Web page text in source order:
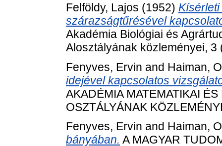
Felföldy, Lajos (1952)
szárazságtűrésével
Akadémia Biológiai és
Alosztályának közleményei, 3
Fenyves, Ervin and Haiman,
idejével kapcsolatos
AKADÉMIA MATEMATIKAI
OSZTÁLYÁNAK
Fenyves, Ervin and Haiman,
bányában. A MAGYAR